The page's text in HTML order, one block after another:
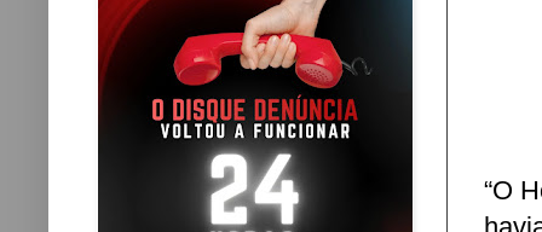
“O